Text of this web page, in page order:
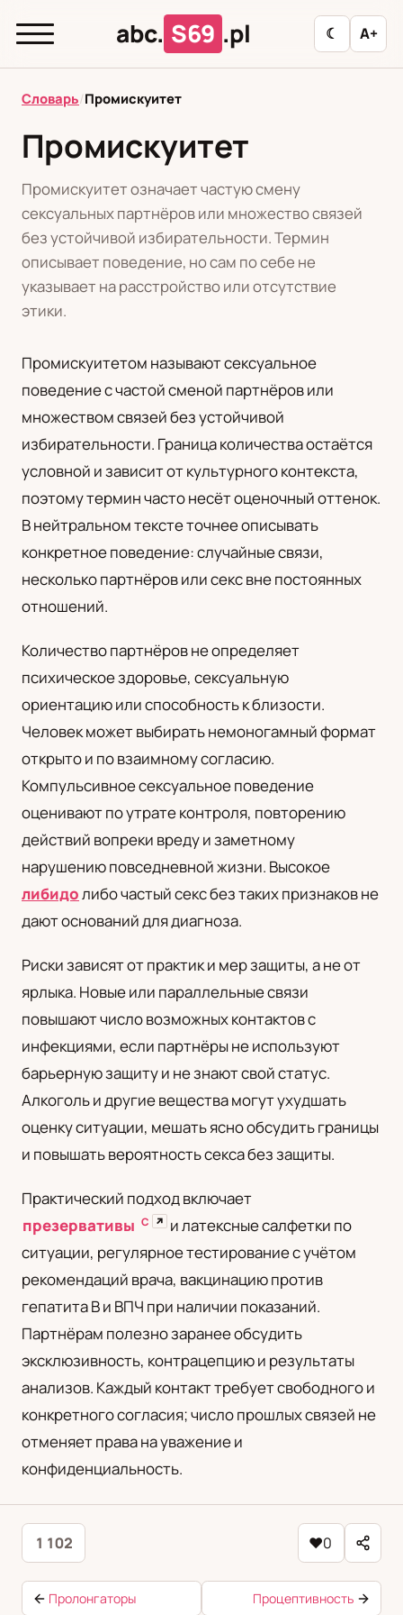
abc. S69 .pl ☾ A+
abc.
Л
М Н О П Р С Т
У
Ф
Ц Ш Э
Редакционная политика
PL
Polski
RU
Русский
Українська
Словарь/Промискуитет
Промискуитет
Промискуитет означает частую смену
сексуальных партнёров или множество связей
без устойчивой избирательности. Термин
описывает поведение, но сам по себе не
указывает на расстройство или отсутствие
этики.
Промискуитетом называют сексуальное
поведение с частой сменой партнёров или
множеством связей без устойчивой
избирательности. Граница количества остаётся
условной и зависит от культурного контекста,
поэтому термин часто несёт оценочный оттенок.
В нейтральном тексте точнее описывать
конкретное поведение: случайные связи,
несколько партнёров или секс вне постоянных
отношений.
Количество партнёров не определяет
психическое здоровье, сексуальную
ориентацию или способность к близости.
Человек может выбирать немоногамный формат
открыто и по взаимному согласию.
Компульсивное сексуальное поведение
оценивают по утрате контроля, повторению
действий вопреки вреду и заметному
нарушению повседневной жизни. Высокое
либидолибо частый секс без таких признаков не
дают оснований для диагноза.
Риски зависят от практик и мер защиты, а не от
ярлыка. Новые или параллельные связи
повышают число возможных контактов с
инфекциями, если партнёры не используют
барьерную защиту и не знают свой статус.
Алкоголь и другие вещества могут ухудшать
оценку ситуации, мешать ясно обсудить границы
и повышать вероятность секса без защиты.
Практический подход включает
презервативы С ↗ и латексные салфетки по
ситуации, регулярное тестирование с учётом
рекомендаций врача, вакцинацию против
гепатита B и ВПЧ при наличии показаний.
Партнёрам полезно заранее обсудить
эксклюзивность, контрацепцию и результаты
анализов. Каждый контакт требует свободного и
конкретного согласия; число прошлых связей не
отменяет права на уважение и
конфиденциальность.
1 102 ♥0
Пролонгаторы Процептивность